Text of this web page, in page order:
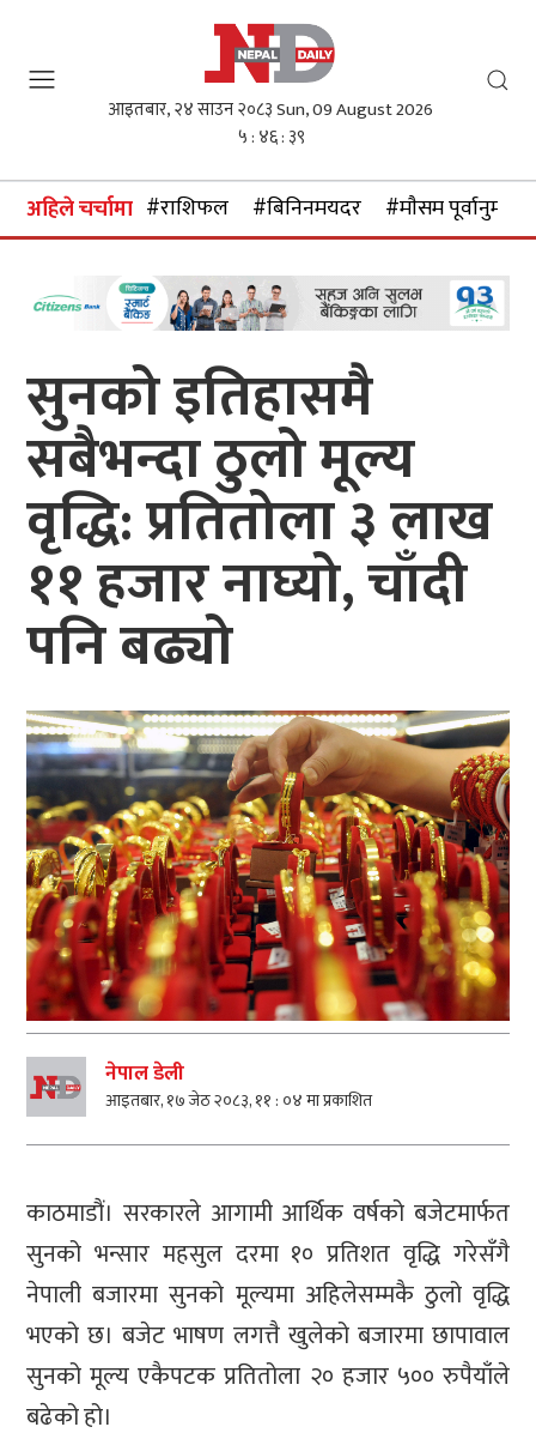
आइतबार, २४ साउन २०८३Sun, 09 August 2026
५ : ४६ : ४०
अहिले चर्चामा #राशिफल #बिनिनमयदर #माैसम पूर्वानुमान
सुनको इतिहासमै
सबैभन्दा ठुलो मूल्य
वृद्धि: प्रतितोला ३ लाख
११ हजार नाघ्यो, चाँदी
पनि बढ्यो
नेपाल डेली
आइतबार, १७ जेठ २०८३, ११ : ०४ मा प्रकाशित
काठमाडौं। सरकारले आगामी आर्थिक वर्षको बजेटमार्फत
सुनको भन्सार महसुल दरमा १० प्रतिशत वृद्धि गरेसँगै
नेपाली बजारमा सुनको मूल्यमा अहिलेसम्मकै ठुलो वृद्धि
भएको छ। बजेट भाषण लगत्तै खुलेको बजारमा छापावाल
सुनको मूल्य एकैपटक प्रतितोला २० हजार ५०० रुपैयाँले
बढेको हो।